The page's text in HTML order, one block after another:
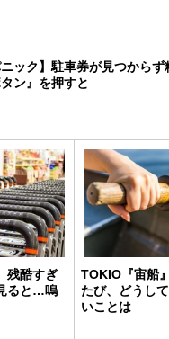
ニック】駐車券が見つから
ン』を押すと
残酷すぎ
ると…嗚
TOKIO『宙船
たび、どうし
いことは